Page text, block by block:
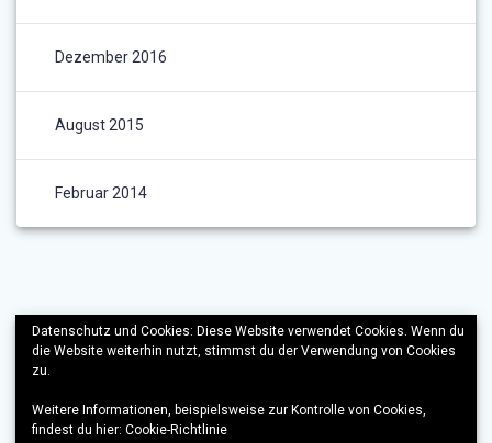
Dezember 2016
August 2015
Februar 2014
Datenschutz und Cookies: Diese Website verwendet Cookies. Wenn du
die Website weiterhin nutzt, stimmst du der Verwendung von Cookies
zu.
Weitere Informationen, beispielsweise zur Kontrolle von Cookies,
findest du hier: Cookie-Richtlinie